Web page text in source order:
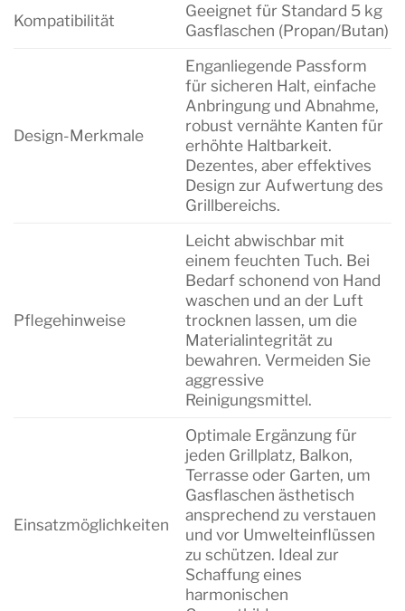
Kompatibilität
Geeignet für Standard 5 kg
Gasflaschen (Propan/Butan)
Design-Merkmale
Enganliegende Passform
für sicheren Halt, einfache
Anbringung und Abnahme,
robust vernähte Kanten für
erhöhte Haltbarkeit.
Dezentes, aber effektives
Design zur Aufwertung des
Grillbereichs.
Pflegehinweise
Leicht abwischbar mit
einem feuchten Tuch. Bei
Bedarf schonend von Hand
waschen und an der Luft
trocknen lassen, um die
Materialintegrität zu
bewahren. Vermeiden Sie
aggressive
Reinigungsmittel.
Einsatzmöglichkeiten
Optimale Ergänzung für
jeden Grillplatz, Balkon,
Terrasse oder Garten, um
Gasflaschen ästhetisch
ansprechend zu verstauen
und vor Umwelteinflüssen
zu schützen. Ideal zur
Schaffung eines
harmonischen